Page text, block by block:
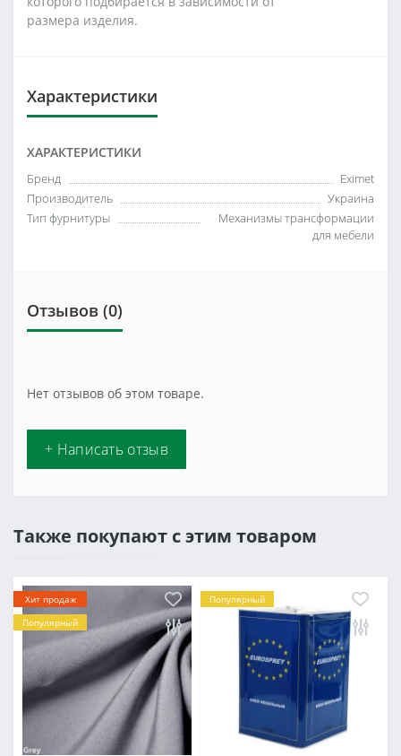
размера изделия.
Характеристики
ХАРАКТЕРИСТИКИ
Бренд
Eximet
Производитель
Украина
Тип фурнитуры
Механизмы трансформации
для мебели
Отзывов (0)
Нет отзывов об этом товаре.
+ Написать отзыв
Также покупают с этим товаром
Хит продаж
Популярный
Популярный